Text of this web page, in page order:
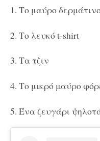
1. Το μαύρο
2. Το λευκό t-shirt
3. Τα τζιν
4. Το μικρό μαύρο
5. Ένα ζευγάρι